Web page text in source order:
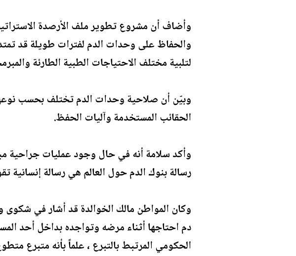
وأضاف أن مشروع تطوير ملف الأرصدة
والحفاظ على وحدات الدم لفترات طويلة قد
لتلبية مختلف الاحتياجات الطبية الطارئة
الحقائب المستخدمة وآليات الحفظ.
وأكد سلامة أنه في حال وجود عمليات جراحية
رسالة بنوك الدم حول العالم هي رسالة إنسانية
وكان المواطن مالك الخوالدة قد أشار في
دم احتاجها أثناء مرضه وتواجده بداخل أحد
الحكومي المرتبط بالتبرع ، علماً بأنه متبرع